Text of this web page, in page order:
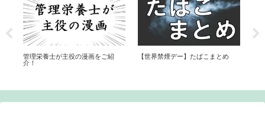
管理栄養士が主役の漫画をご紹
介！
【世界禁煙デー】たばこまとめ